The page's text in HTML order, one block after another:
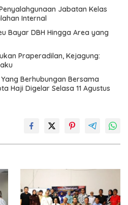
Jabatan Kelas
Internal
Bayar DBH Hingga Area yang
Praperadilan, Kejagung:
Berhubungan Bersama
Haji Digelar Selasa 11 Agustus